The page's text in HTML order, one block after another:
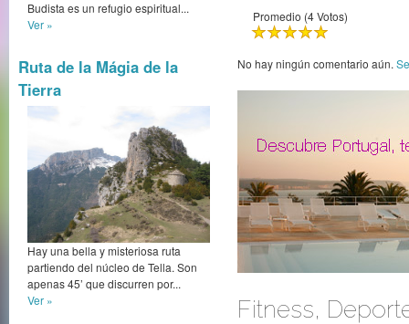
Budista es un refugio espiritual...
Ver »
Ruta de la Mágia de la
Tierra
Hay una bella y misteriosa ruta
partiendo del núcleo de Tella. Son
apenas 45’ que discurren por...
Ver »
Promedio (4 Votos)
No hay ningún comentario aún.
Fitness,